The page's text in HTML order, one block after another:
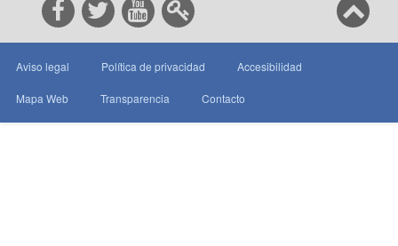
Aviso legal Política de privacidad Accesibilidad
Mapa Web Transparencia Contacto